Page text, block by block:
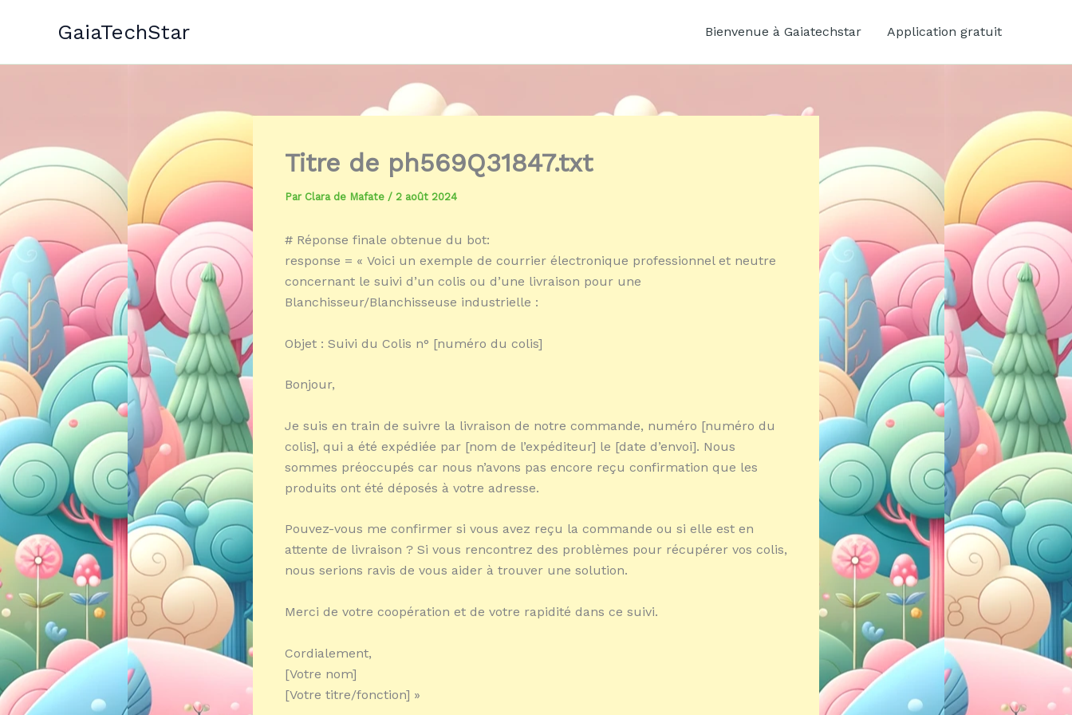
GaiaTechStar Bienvenue à Gaiatechstar Application gratuit
Titre de ph569Q31847.txt
Par Clara de Mafate / 2 août 2024
# Réponse finale obtenue du bot:
response = « Voici un exemple de courrier électronique professionnel et neutre
concernant le suivi d’un colis ou d’une livraison pour une
Blanchisseur/Blanchisseuse industrielle :
Objet : Suivi du Colis n° [numéro du colis]
Bonjour,
Je suis en train de suivre la livraison de notre commande, numéro [numéro du
colis], qui a été expédiée par [nom de l’expéditeur] le [date d’envoi]. Nous
sommes préoccupés car nous n’avons pas encore reçu confirmation que les
produits ont été déposés à votre adresse.
Pouvez-vous me confirmer si vous avez reçu la commande ou si elle est en
attente de livraison ? Si vous rencontrez des problèmes pour récupérer vos colis,
nous serions ravis de vous aider à trouver une solution.
Merci de votre coopération et de votre rapidité dans ce suivi.
Cordialement,
[Votre nom]
[Votre titre/fonction] »